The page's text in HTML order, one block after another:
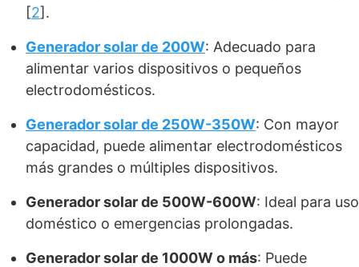
[2].
Generador solar de 200W: Adecuado para
alimentar varios dispositivos o pequeños
electrodomésticos.
Generador solar de 250W-350W: Con mayor
capacidad, puede alimentar electrodomésticos
más grandes o múltiples dispositivos.
Generador solar de 500W-600W: Ideal para uso
doméstico o emergencias prolongadas.
Generador solar de 1000W o más: Puede